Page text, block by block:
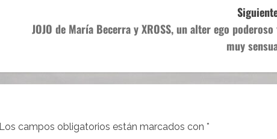
JOJO de María Becerra y XROSS, un alter ego poderoso
muy
Los campos obligatorios están marcados con *